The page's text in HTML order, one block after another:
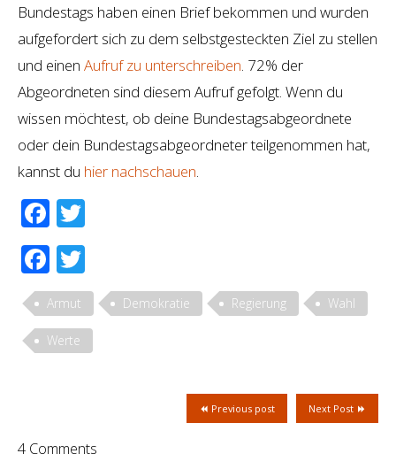
Bundestags haben einen Brief bekommen und wurden
aufgefordert sich zu dem selbstgesteckten Ziel zu stellen
und einen Aufruf zu unterschreiben. 72% der
Abgeordneten sind diesem Aufruf gefolgt. Wenn du
wissen möchtest, ob deine Bundestagsabgeordnete
oder dein Bundestagsabgeordneter teilgenommen hat,
kannst du hier nachschauen.
Facebook
Facebook
Armut Demokratie Regierung Wahl
Werte
Next Post
Previous post
4 Comments